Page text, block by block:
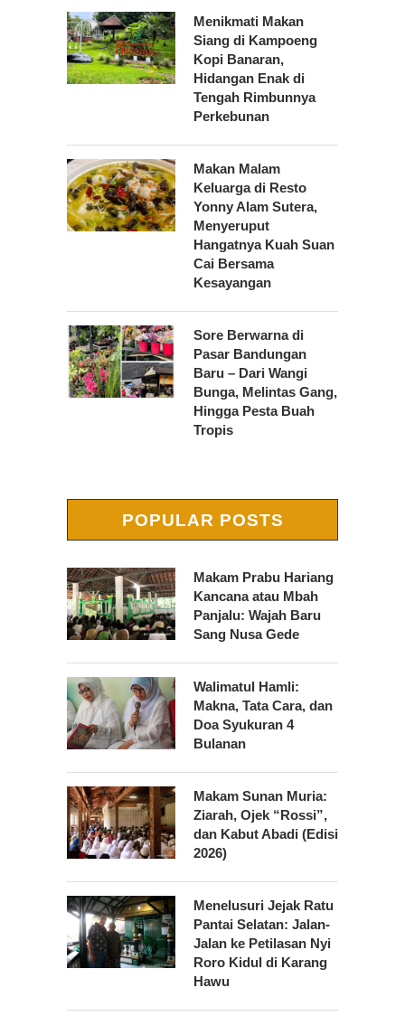
Menikmati Makan
Siang di Kampoeng
Kopi Banaran,
Hidangan Enak di
Tengah Rimbunnya
Perkebunan
Makan Malam
Keluarga di Resto
Yonny Alam Sutera,
Menyeruput
Hangatnya Kuah Suan
Cai Bersama
Kesayangan
Sore Berwarna di
Pasar Bandungan
Baru – Dari Wangi
Bunga, Melintas Gang,
Hingga Pesta Buah
Tropis
POPULAR POSTS
Makam Prabu Hariang
Kancana atau Mbah
Panjalu: Wajah Baru
Sang Nusa Gede
Walimatul Hamli:
Makna, Tata Cara, dan
Doa Syukuran 4
Bulanan
Makam Sunan Muria:
Ziarah, Ojek “Rossi”,
dan Kabut Abadi (Edisi
2026)
Menelusuri Jejak Ratu
Pantai Selatan: Jalan-
Jalan ke Petilasan Nyi
Roro Kidul di Karang
Hawu